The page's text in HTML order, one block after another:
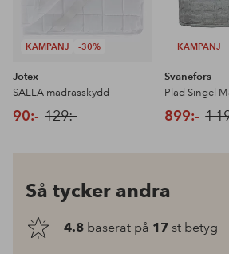
KAMPANJ -30%
Jotex
SALLA madrasskydd
90:- 129:-
KAMPANJ
Svanefors
Pläd Singel
899:- 1
Så tycker andra
4.8 baserat på 17 st betyg